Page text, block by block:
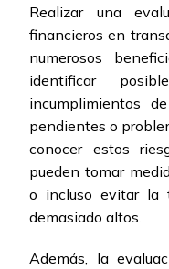
Realizar una
financieros en
numerosos
identificar
incumplimientos
pendientes o
conocer estos
pueden tomar
o incluso evitar la
demasiado altos.
Además, la